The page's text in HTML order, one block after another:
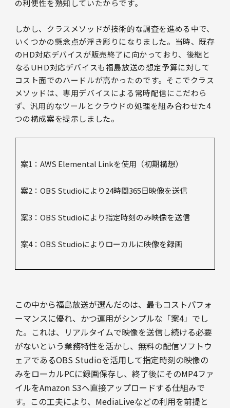
の利便性を熟知していたからです。
しかし、クラスメソッドが技術的な調査を進める中で、
いくつかの懸念点が浮き彫りになりました。当時、既存
のHD対応デバイスが販売終了に向かっており、後継と
なるUHD対応デバイスも福島放送の想定予算に対して
コスト面でのハードルが高かったのです。そこでクラス
メソッドは、専用デバイスによる常時配信にこだわら
ず、汎用的なツールとクラウドの処理を組み合わせた4
つの構成案を提示しました。
案1：AWS Elemental Linkを使用（初期構想）
案2：OBS Studioにより24時間365日映像を送信
案3：OBS Studioにより指定時刻のみ映像を送信
案4：OBS Studioによりローカルに映像を録画
この中から福島放送が選んだのは、最もコストパフォ
ーマンスに優れ、かつ運用がシンプルな「案4」でし
た。これは、リアルタイムで映像を送信し続ける必要
がないという業務特性を活かし、無料の配信ソフトウ
ェアであるOBS Studioを活用して指定時刻の映像の
みをローカルPCに録画保存し、終了後にそのMP4ファ
イルをAmazon S3へ直接アップロードする仕組みで
す。この工夫により、MediaLiveなどの利用を前提と